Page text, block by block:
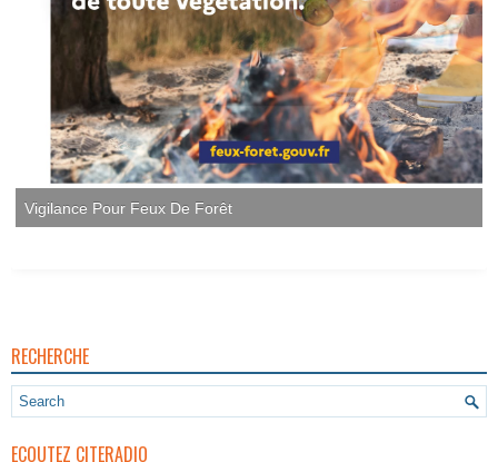
Vigilance Pour Feux De Forêt
RECHERCHE
ECOUTEZ CITERADIO